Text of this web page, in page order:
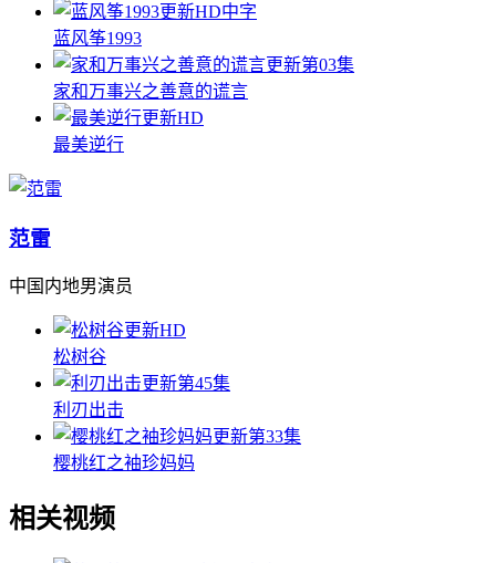
更新HD中字
蓝风筝1993
更新第03集
家和万事兴之善意的谎言
更新HD
最美逆行
范雷
中国内地男演员
更新HD
松树谷
更新第45集
利刃出击
更新第33集
樱桃红之袖珍妈妈
相关视频